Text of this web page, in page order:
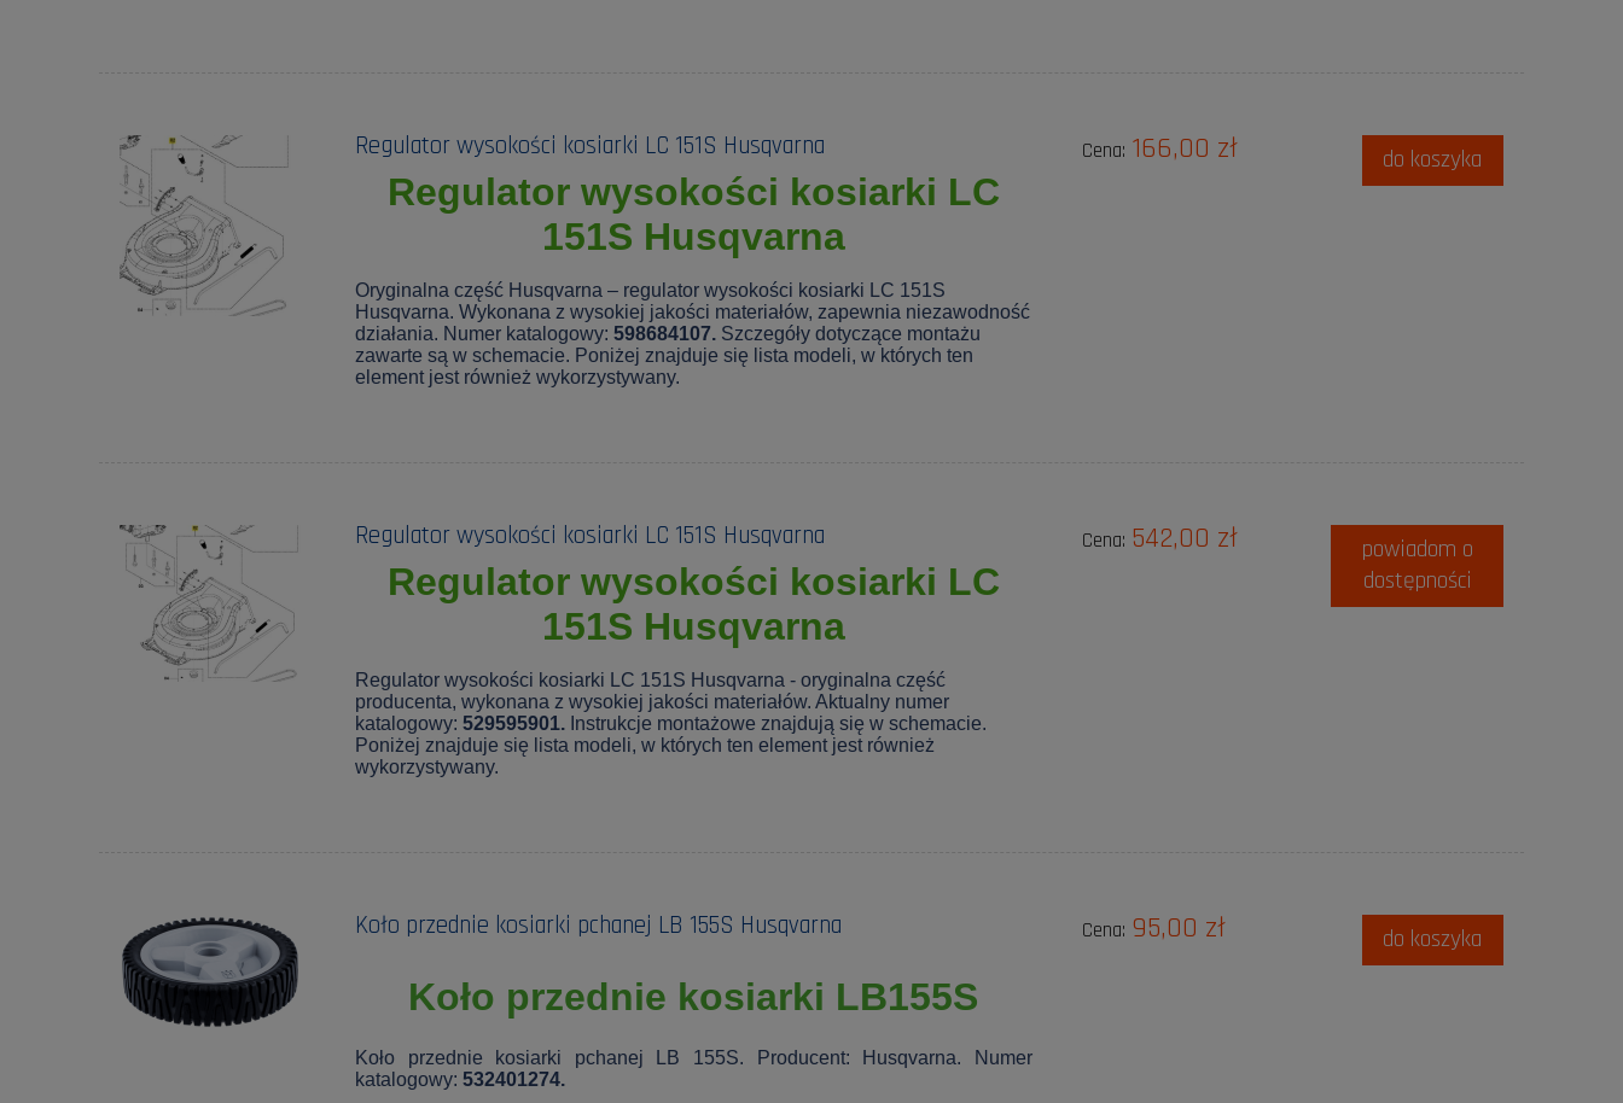
Regulator wysokości kosiarki LC 151S Husqvarna
Regulator wysokości kosiarki LC
151S Husqvarna
Oryginalna część Husqvarna – regulator wysokości kosiarki LC 151S
Husqvarna. Wykonana z wysokiej jakości materiałów, zapewnia niezawodność
działania. Numer katalogowy:598684107. Szczegóły dotyczące montażu
zawarte są w schemacie. Poniżej znajduje się lista modeli, w których ten
element jest również wykorzystywany.
Cena: 166,00 zł do koszyka
Regulator wysokości kosiarki LC 151S Husqvarna
Regulator wysokości kosiarki LC
151S Husqvarna
Regulator wysokości kosiarki LC 151S Husqvarna - oryginalna część
producenta, wykonana z wysokiej jakości materiałów. Aktualny numer
katalogowy:529595901. Instrukcje montażowe znajdują się w schemacie.
Poniżej znajduje się lista modeli, w których ten element jest również
wykorzystywany.
Cena: 542,00 zł
powiadom o
dostępności
Koło przednie kosiarki pchanej LB 155S Husqvarna
Koło przednie kosiarki LB155S
Koło przednie kosiarki pchanej LB 155S. Producent: Husqvarna. Numer
katalogowy:532401274.
Cena: 95,00 zł do koszyka